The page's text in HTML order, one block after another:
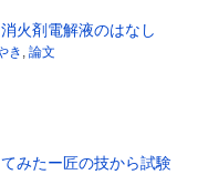
火剤電解液のはなし
き , 論文
みたー匠の技から試験